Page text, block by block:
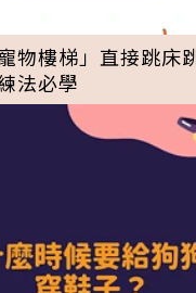
物樓梯」直接跳床
法必學